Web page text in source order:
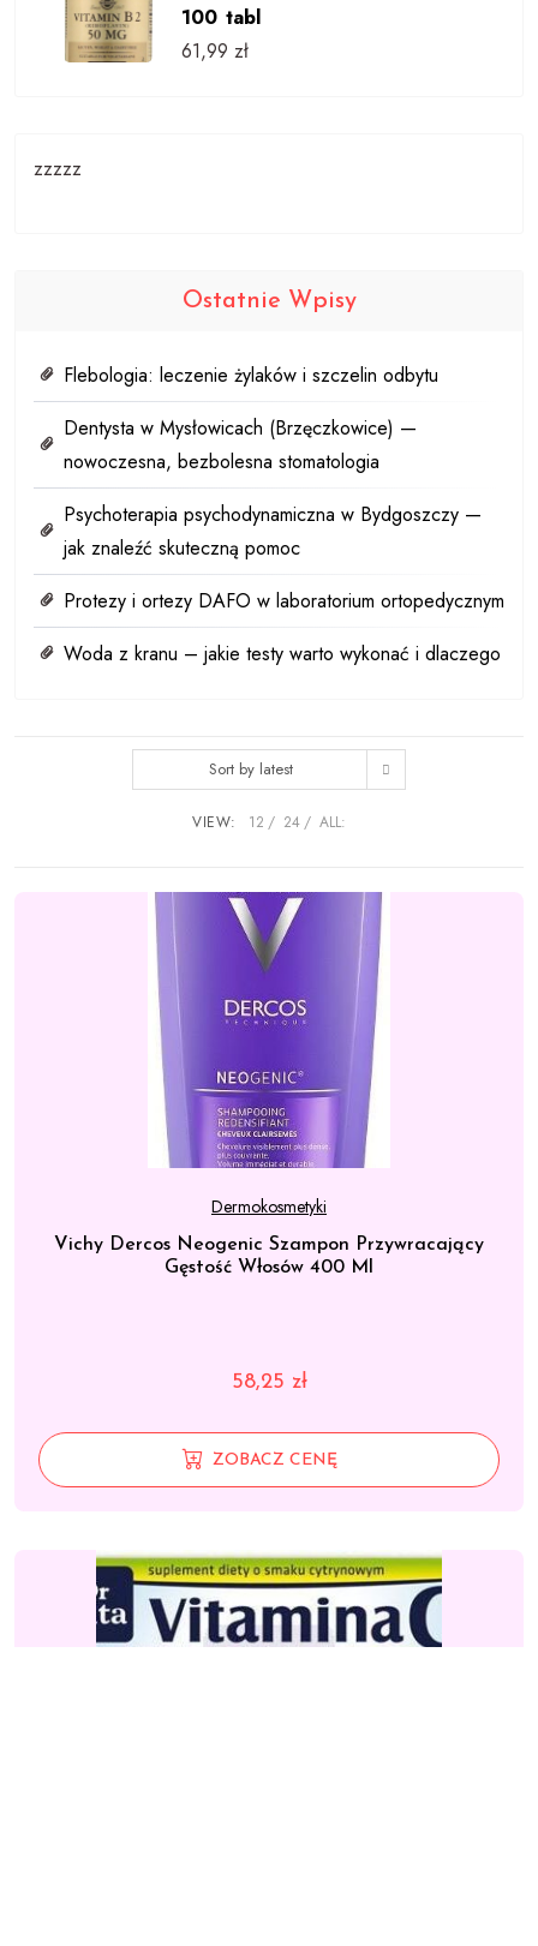
Sort by latest
VIEW: 12 24 ALL:
Dermokosmetyki
Vichy Dercos Neogenic Szampon Przywracający
Gęstość Włosów 400 Ml
58,25 zł
ZOBACZ CENĘ
100 tabl
61,99 zł
zzzzz
Ostatnie Wpisy
Flebologia: leczenie żylaków i szczelin odbytu
Dentysta w Mysłowicach (Brzęczkowice) —
nowoczesna, bezbolesna stomatologia
Psychoterapia psychodynamiczna w Bydgoszczy —
jak znaleźć skuteczną pomoc
Protezy i ortezy DAFO w laboratorium ortopedycznym
Woda z kranu – jakie testy warto wykonać i dlaczego